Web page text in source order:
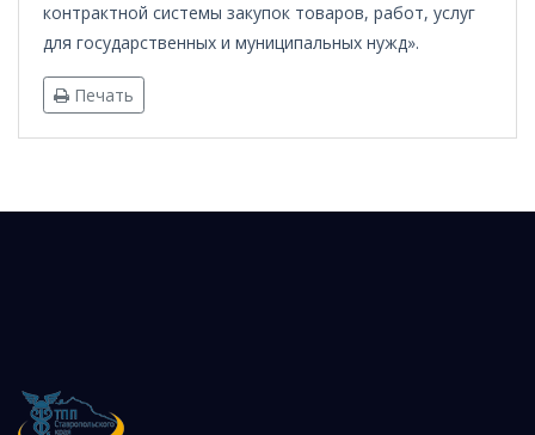
контрактной системы закупок товаров, работ, услуг
для государственных и муниципальных нужд».
Печать